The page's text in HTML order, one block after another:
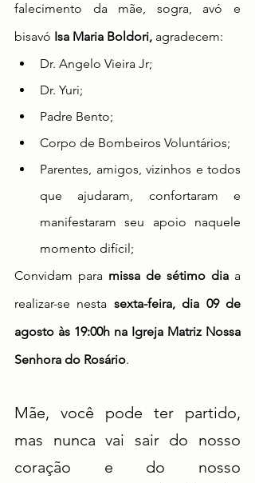
falecimento da mãe, sogra, avó e
bisavó Isa Maria Boldori, agradecem:
Dr. Angelo Vieira Jr;
Dr. Yuri;
Padre Bento;
Corpo de Bombeiros Voluntários;
Parentes, amigos, vizinhos e todos
que ajudaram, confortaram e
manifestaram seu apoio naquele
momento difícil;
Convidam para missa de sétimo dia a
realizar-se nesta sexta-feira, dia 09 de
agosto às 19:00h na Igreja Matriz Nossa
Senhora do Rosário.
Mãe, você pode ter partido,
mas nunca vai sair do nosso
coração e do nosso